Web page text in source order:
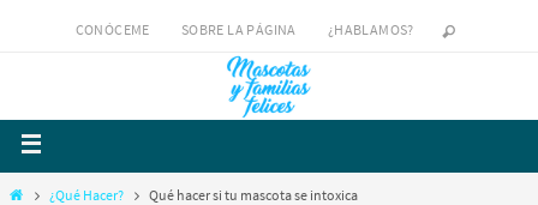
CONÓCEME SOBRE LA PÁGINA ¿HABLAMOS?
¿Qué Hacer? Qué hacer si tu mascota se intoxica